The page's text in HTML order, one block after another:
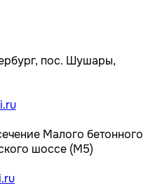
пос. Шушары,
Малого бетонного
шоссе (М5)